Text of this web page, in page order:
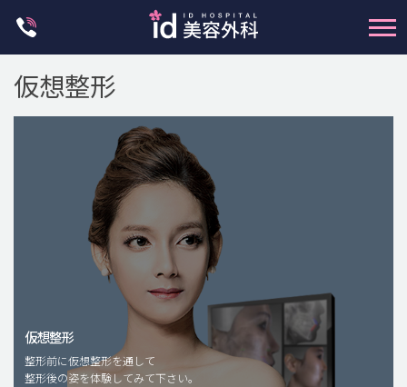
脂肪注入(アンチエイジング)
豊胸手術・バストアップ
仮想整形
仮想整形
整形前に仮想整形を通して
整形後の姿を体験してみて下さい。